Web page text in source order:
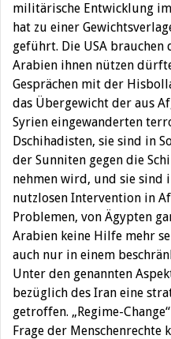
militärische Entwicklung
hat zu einer
geführt. Die USA brauchen
Arabien ihnen nützen
Gesprächen mit der
das Übergewicht der aus
Syrien eingewanderten
Dschihadisten, sie sind in
der Sunniten gegen die
nehmen wird, und sie sind
nutzlosen Intervention in
Problemen, von Ägypten
Arabien keine Hilfe mehr
auch nur in einem
Unter den genannten
bezüglich des Iran eine
getroffen. „Regime-
Frage der Menschenrechte